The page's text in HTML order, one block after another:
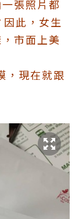
張照片都
此，女生
市面上美
，現在就跟